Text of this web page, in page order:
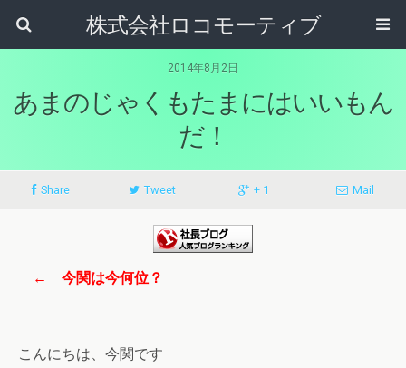
株式会社ロコモーティブ
2014年8月2日
あまのじゃくもたまにはいいもん
だ！
Share Tweet + 1 Mail
← 今関は今何位？
こんにちは、今関です